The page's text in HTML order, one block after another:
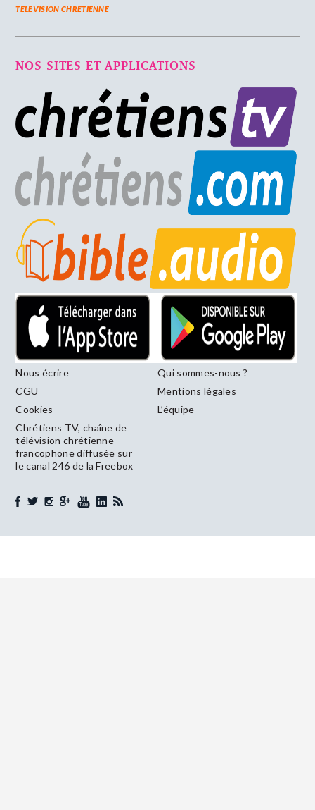
TELEVISION CHRETIENNE
NOS SITES ET APPLICATIONS
Nous écrire
Qui sommes-nous ?
CGU
Mentions légales
Cookies
L’équipe
Chrétiens TV, chaîne de
télévision chrétienne
francophone diffusée sur
le canal 246 de la Freebox